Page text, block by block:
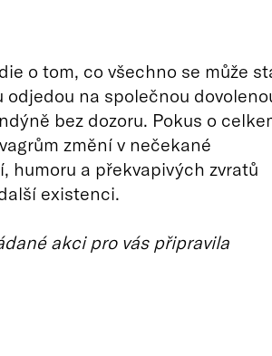
o tom, co všechno se může
na společnou
bez dozoru. Pokus o
změní v nečekané
humoru a překvapivých zvratů
existenci.
akci pro vás připravila